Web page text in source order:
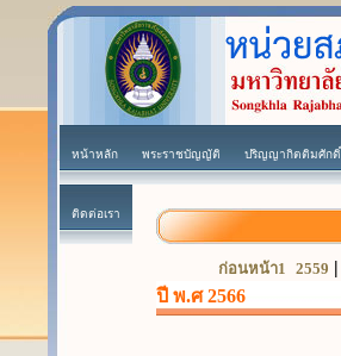
หน้าหลัก พระราชบัญญัติ ปริญญากิตติมศักดิ์
ติดต่อเรา
ก่อนหน้า1 2559 |
ปี พ.ศ 2566